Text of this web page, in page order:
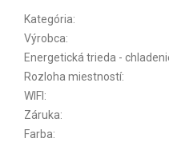
Kategória:
Výrobca:
Energetická trieda -
Rozloha miestností:
WIFI :
Záruka:
Farba: